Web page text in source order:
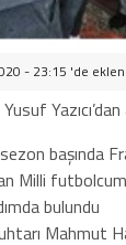
- 23:15 'de
Yazıcı’dan
başında
Milli
bulundu
Mahmut